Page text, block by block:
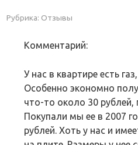
Рубрика: Отзывы
Комментарий:
У нас в квартире есть
Особенно экономно
что-то около 30 рублей,
Покупали мы ее в 2007
рублей. Хоть у нас и